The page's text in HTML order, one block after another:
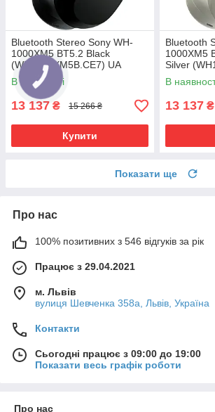
Bluetooth Stereo Sony WH-
1000XM5 BT5.2 Black
(WH1000XM5B.CE7) UA
В наявності
13 137 ₴ 15 266 ₴
Купити
Bluetooth
1000XM5
Silver
В
13 137 ₴
Показати ще
Про нас
100% позитивних з 546 відгуків за рік
Працює з 29.04.2021
м. Львів
вулиця Шевченка 358а, Львів, Україна
Контакти
Сьогодні працює з 09:00 до 19:00
Показати весь графік роботи
Про нас